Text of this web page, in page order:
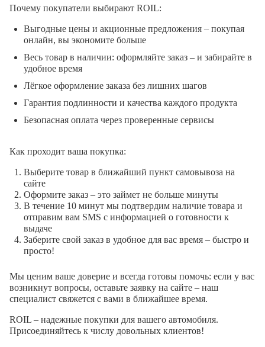
Почему покупатели выбирают ROIL:
Выгодные цены и акционные предложения – покупая
онлайн, вы экономите больше
Весь товар в наличии: оформляйте заказ – и забирайте в
удобное время
Лёгкое оформление заказа без лишних шагов
Гарантия подлинности и качества каждого продукта
Безопасная оплата через проверенные сервисы
Как проходит ваша покупка:
Выберите товар в ближайший пункт самовывоза на
сайте
Оформите заказ – это займет не больше минуты
В течение 10 минут мы подтвердим наличие товара и
отправим вам SMS с информацией о готовности к
выдаче
Заберите свой заказ в удобное для вас время – быстро и
просто!
Мы ценим ваше доверие и всегда готовы помочь: если у вас
возникнут вопросы, оставьте заявку на сайте – наш
специалист свяжется с вами в ближайшее время.
ROIL – надежные покупки для вашего автомобиля.
Присоединяйтесь к числу довольных клиентов!